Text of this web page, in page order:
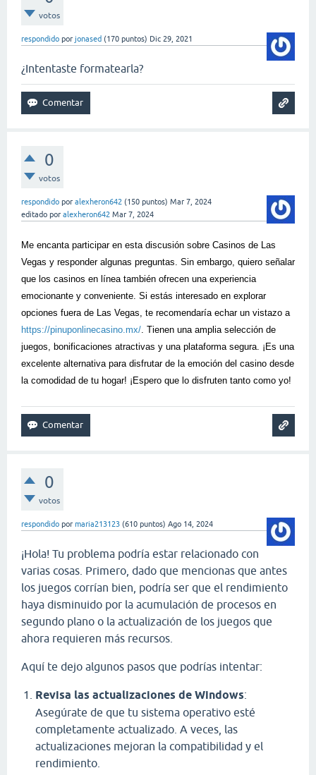
votos
respondido por jonased (170 puntos) Dic 29, 2021
¿Intentaste formatearla?
0
votos
respondido por alexheron642 (150 puntos) Mar 7, 2024
editado por alexheron642 Mar 7, 2024
Me encanta participar en esta discusión sobre Casinos de Las
Vegas y responder algunas preguntas. Sin embargo, quiero señalar
que los casinos en línea también ofrecen una experiencia
emocionante y conveniente. Si estás interesado en explorar
opciones fuera de Las Vegas, te recomendaría echar un vistazo a
https://pinuponlinecasino.mx/ . Tienen una amplia selección de
juegos, bonificaciones atractivas y una plataforma segura. ¡Es una
excelente alternativa para disfrutar de la emoción del casino desde
la comodidad de tu hogar! ¡Espero que lo disfruten tanto como yo!
0
votos
respondido por maria213123 (610 puntos) Ago 14, 2024
¡Hola! Tu problema podría estar relacionado con
varias cosas. Primero, dado que mencionas que antes
los juegos corrían bien, podría ser que el rendimiento
haya disminuido por la acumulación de procesos en
segundo plano o la actualización de los juegos que
ahora requieren más recursos.
Aquí te dejo algunos pasos que podrías intentar:
Revisa las actualizaciones de Windows:
Asegúrate de que tu sistema operativo esté
completamente actualizado. A veces, las
actualizaciones mejoran la compatibilidad y el
rendimiento.